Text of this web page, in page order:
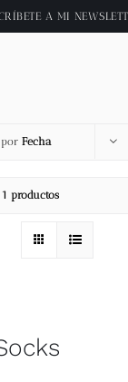
A MI
About
Tienda
Videos
por Fecha
1 productos